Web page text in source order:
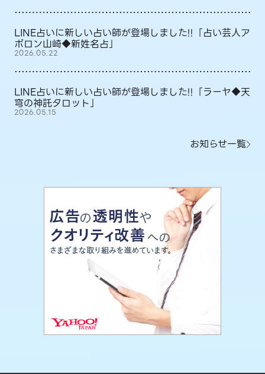
LINE占いに新しい占い師が登場しました!!「占い芸人ア
ポロン山崎◆新姓名占」
2026.05.22
LINE占いに新しい占い師が登場しました!!「ラーヤ◆天
穹の神託タロット」
2026.05.15
お知らせ一覧